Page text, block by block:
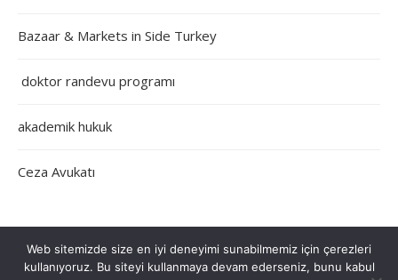
Bazaar & Markets in Side Turkey
doktor randevu programı
akademik hukuk
Ceza Avukatı
Web sitemizde size en iyi deneyimi sunabilmemiz için çerezleri
kullanıyoruz. Bu siteyi kullanmaya devam ederseniz, bunu kabul